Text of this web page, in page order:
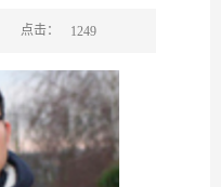
点击： 1249